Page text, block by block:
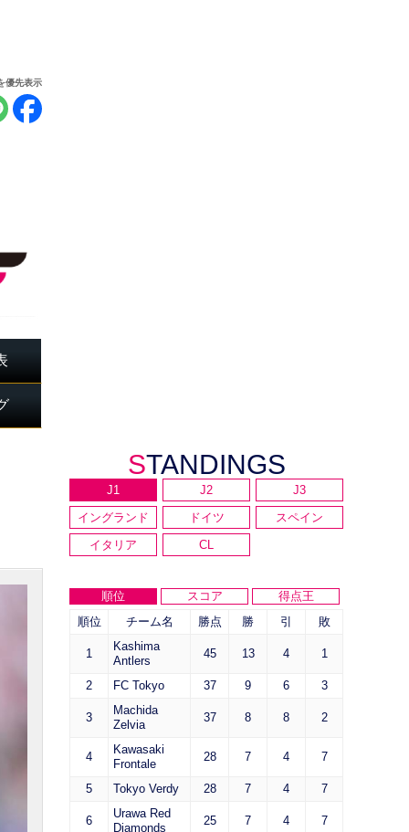
優先表示
STANDINGS
J1 J2
J3
イングランド
ドイツ
スペイン
イタリア
CL
順位 スコア
得点王
順位
チーム名 勝点 勝 引 敗
1
Kashima
Antlers
45 13 4 1
2 FC Tokyo 37 9 6 3
3
Machida
Zelvia
37 8 8 2
4
Kawasaki
Frontale
28 7 4 7
5 Tokyo Verdy 28 7 4 7
6
Urawa Red
Diamonds
25 7 4 7